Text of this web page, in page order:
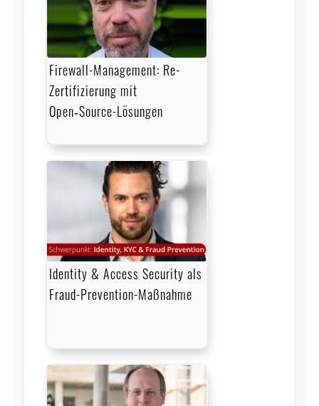
Firewall-Management: Re-
Zertifizierung mit
Open‑Source-Lösungen
Identity & Access Security als
Fraud-Prevention-Maßnahme